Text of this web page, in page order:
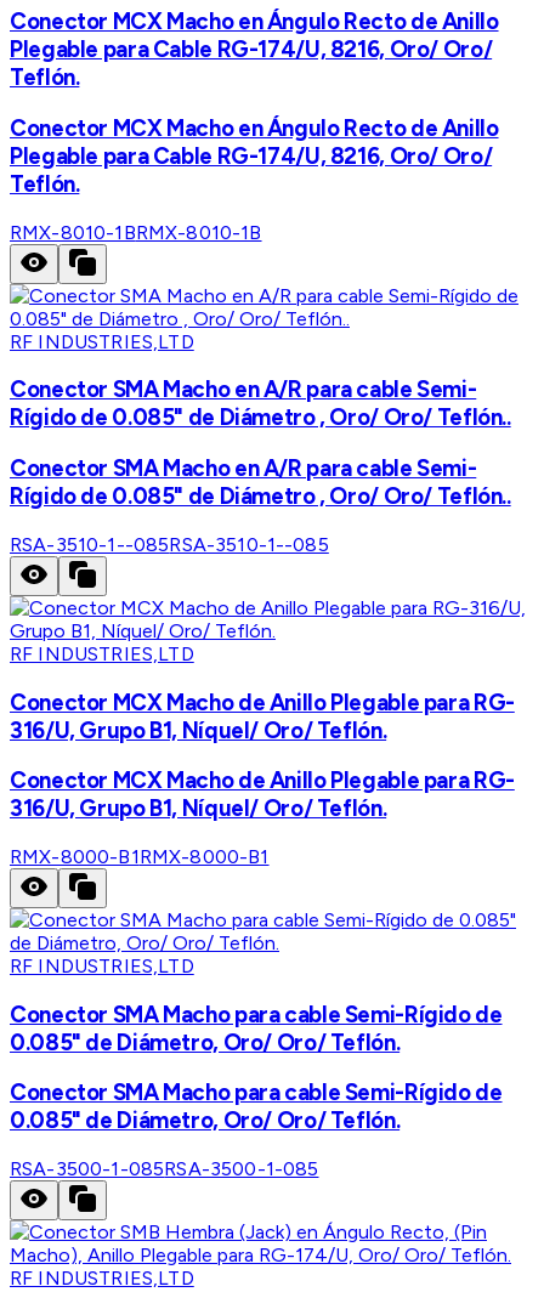
Conector MCX Macho en Ángulo Recto de Anillo
Plegable para Cable RG-174/U, 8216, Oro/ Oro/
Teflón.
Conector MCX Macho en Ángulo Recto de Anillo
Plegable para Cable RG-174/U, 8216, Oro/ Oro/
Teflón.
RMX-8010-1BRMX-8010-1B
RF INDUSTRIES,LTD
Conector SMA Macho en A/R para cable Semi-
Rígido de 0.085" de Diámetro , Oro/ Oro/ Teflón..
Conector SMA Macho en A/R para cable Semi-
Rígido de 0.085" de Diámetro , Oro/ Oro/ Teflón..
RSA-3510-1--085RSA-3510-1--085
RF INDUSTRIES,LTD
Conector MCX Macho de Anillo Plegable para RG-
316/U, Grupo B1, Níquel/ Oro/ Teflón.
Conector MCX Macho de Anillo Plegable para RG-
316/U, Grupo B1, Níquel/ Oro/ Teflón.
RMX-8000-B1RMX-8000-B1
RF INDUSTRIES,LTD
Conector SMA Macho para cable Semi-Rígido de
0.085" de Diámetro, Oro/ Oro/ Teflón.
Conector SMA Macho para cable Semi-Rígido de
0.085" de Diámetro, Oro/ Oro/ Teflón.
RSA-3500-1-085RSA-3500-1-085
RF INDUSTRIES,LTD